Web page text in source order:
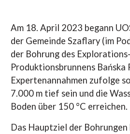
Am 18. April 2023 begann
der Gemeinde Szaflary (im
der Bohrung des
Produktionsbrunnens Bańska
Expertenannahmen zufolge
7.000 m tief sein und die
Boden über 150 °C erreichen.
Das Hauptziel der